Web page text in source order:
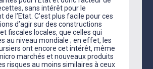
sans intérêt pour le
de l’Etat. C’est plus facile pour ces
d’agir sur des constructions
fiscales locales, que celles qui
au niveau mondiale ; en effet, les
ont encore cet intérêt, même
marchés et nouveaux produits
risques au moins similaires à ceux